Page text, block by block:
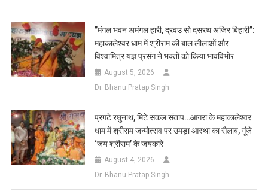
List
​”मंगल भवन अमंगल हारी, द्रवउ सो दसरथ अजिर बिहारी”:
महाकालेश्वर धाम में श्रीराम की बाल लीलाओं और
विश्वामित्र यज्ञ प्रसंग ने भक्तों को किया भावविभोर
August 5, 2026
Dr. Bhanu Pratap Singh
प्रगटे रघुनाथ, मिटे सकल संताप…आगरा के महाकालेश्वर
धाम में श्रीराम जन्मोत्सव पर उमड़ा आस्था का सैलाब, गूंजे
‘जय श्रीराम’ के जयकारे
August 4, 2026
Dr. Bhanu Pratap Singh